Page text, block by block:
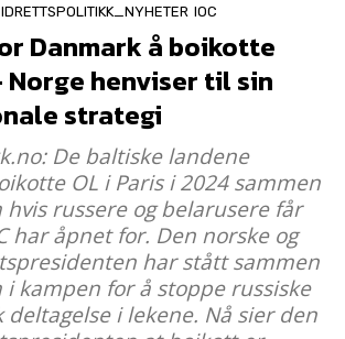
IDRETTSPOLITIKK_NYHETER IOC
Danmark å boikotte
Norge henviser til sin
strategi
De baltiske landene
OL i Paris i 2024 sammen
russere og belarusere får
har åpnet for. Den norske og
har stått sammen
kampen for å stoppe russiske
deltagelse i lekene. Nå sier den